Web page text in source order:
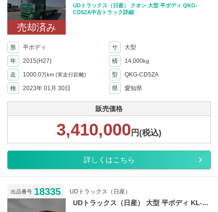
売却済み
UDトラックス（日産） クオン 大型 平ボディ QKG-
CD5ZA中古トラック詳細
形 平ボディ サ
大型
年
2015(H27) 積 14,000kg
走 1000.0万km (実走行距離) 型
QKG-CD5ZA
検
2023年 01月 30日 県 愛知県
販売価格
3,410,000 円(税込)
詳しくはこちら
出品番号 18335 UDトラックス（日産）
UDトラックス（日産） 大型 平ボディ KL-...